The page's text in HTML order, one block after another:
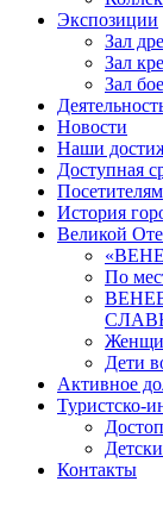
Экспозиции
Зал
Зал
Зал
Новости
Наши
Доступная
Посетителям
История
Великой
По
Дети
Активное
Туристско-
Контакты